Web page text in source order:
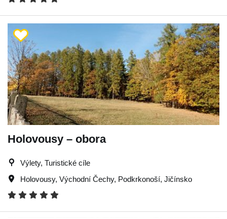
Holovousy – obora
Výlety, Turistické cíle
Holovousy, Východní Čechy, Podkrkonoší, Jičínsko